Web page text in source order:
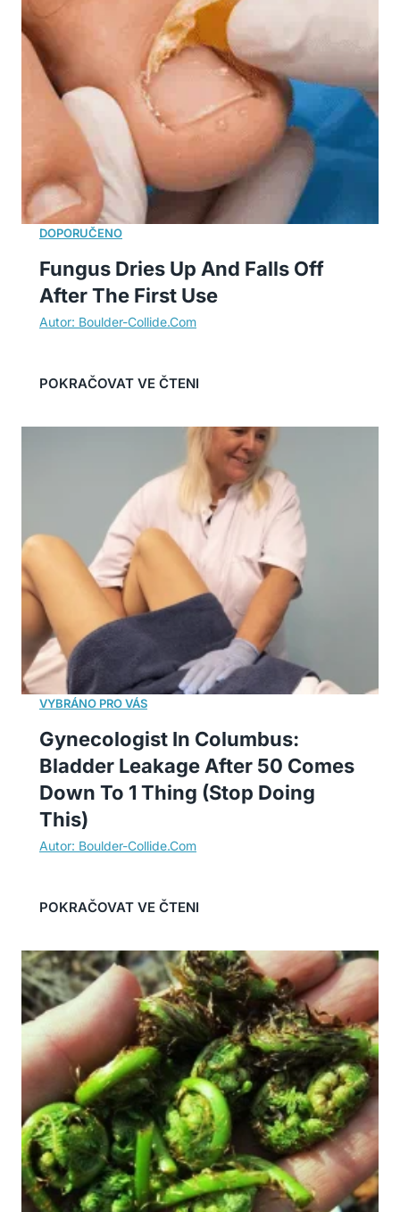
Fungus Dries Up And Falls Off
After The First Use
Gynecologist In Columbus:
Bladder Leakage After 50 Comes
Down To 1 Thing (Stop Doing
This)